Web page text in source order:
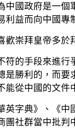
中國政府是一
利益而向中國專
歡崇拜皇帝多
符的手段來進
是勝利的，而
能從中國的文件
英字典》、《
團社群當中批